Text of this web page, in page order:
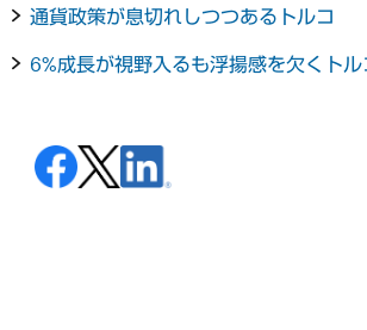
通貨政策が息切れしつつあるトルコ
6%成長が視野入るも浮揚感を欠くト